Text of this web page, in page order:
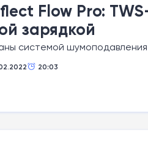
Flow Pro:
зарядкой
системой
20:03